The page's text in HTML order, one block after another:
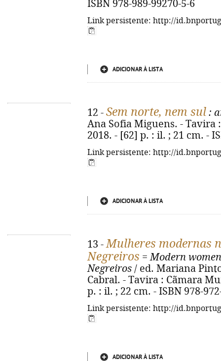
ISBN 978-989-99270-5-6
Link persistente: http://
ADICIONAR À LISTA
12 - Sem norte, nem sul :
Ana Sofia Miguens. -
2018. - [62] p. : il. ; 21 cm. -
Link persistente: http://
ADICIONAR À LISTA
13 -Mulheres modernas
Negreiros =Modern
Negreiros / ed. Mariana
Cabral. - Tavira : Cãmara
p. : il. ; 22 cm. - ISBN 978-
Link persistente: http://
ADICIONAR À LISTA